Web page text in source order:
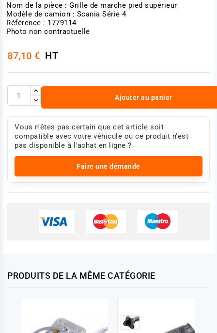
Nom de la pièce : Grille de marche pied supérieur
Modèle de camion : Scania Série 4
Référence : 1779114
Photo non contractuelle
87,10 € HT
Ajouter au panier
Vous n'êtes pas certain que cet article soit
compatible avec votre véhicule ou ce produit n'est
pas disponible à l'achat en ligne ?
Faire une demande
PRODUITS DE LA MÊME CATÉGORIE